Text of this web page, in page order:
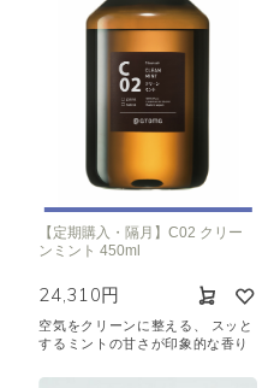
【定期購入・隔月】C02 クリー
ンミント 450ml
24,310円
空気をクリーンに整える、 スッと
するミントの甘さが印象的な香り